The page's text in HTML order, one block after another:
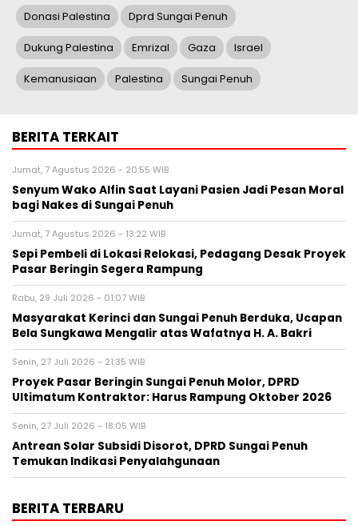
Donasi Palestina Dprd Sungai Penuh
Dukung Palestina Emrizal Gaza Israel
Kemanusiaan Palestina Sungai Penuh
BERITA TERKAIT
Jumat, 7 Agustus 2026 - 20:55 WIB
Senyum Wako Alfin Saat Layani Pasien Jadi Pesan Moral
bagi Nakes di Sungai Penuh
Jumat, 7 Agustus 2026 - 13:22 WIB
Sepi Pembeli di Lokasi Relokasi, Pedagang Desak Proyek
Pasar Beringin Segera Rampung
Rabu, 29 Juli 2026 - 01:07 WIB
Masyarakat Kerinci dan Sungai Penuh Berduka, Ucapan
Bela Sungkawa Mengalir atas Wafatnya H. A. Bakri
Senin, 27 Juli 2026 - 21:35 WIB
Proyek Pasar Beringin Sungai Penuh Molor, DPRD
Ultimatum Kontraktor: Harus Rampung Oktober 2026
Senin, 27 Juli 2026 - 18:05 WIB
Antrean Solar Subsidi Disorot, DPRD Sungai Penuh
Temukan Indikasi Penyalahgunaan
BERITA TERBARU